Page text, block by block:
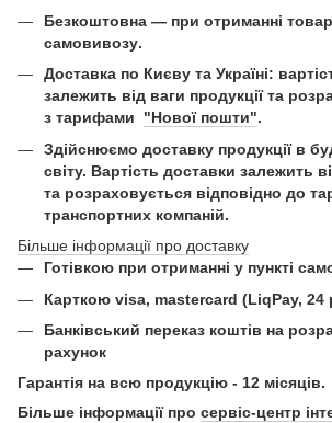
Безкоштовна — при отриманні
самовивозу.
Доставка по Києву та Україні:
залежить від ваги продукції та
з тарифами "Нової пошти".
Здійснюємо доставку продукції в
світу. Вартість доставки залежить
та розраховується відповідно до
транспортних компаній.
Більше інформації про доставку
Готівкою при отриманні у пункті
Карткою visa, mastercard (LiqPay, 24
Банківський переказ коштів на
рахунок
Гарантія на всю продукцію - 12 місяців.
Більше інформації про сервіс-центр